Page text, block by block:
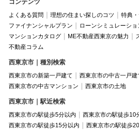
コンテンツ
よくある質問 理想の住まい探しのコツ 特典
ファイナンシャルプラン
ローンシミュレーショ
マンションカタログ
ME不動産西東京の魅力
不動産コラム
西東京市｜種別検索
西東京市の新築一戸建て
西東京市の中古一戸建
西東京市の中古マンション
西東京市の土地
西東京市｜駅近検索
西東京市の駅徒歩5分以内
西東京市の駅徒歩10
西東京市の駅徒歩15分以内
西東京市の駅徒歩